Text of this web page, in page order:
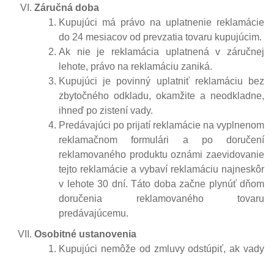
Záručná doba
Kupujúci má právo na uplatnenie reklamácie
do 24 mesiacov od prevzatia tovaru kupujúcim.
Ak nie je reklamácia uplatnená v záručnej
lehote, právo na reklamáciu zaniká.
Kupujúci je povinný uplatniť reklamáciu bez
zbytočného odkladu, okamžite a neodkladne,
ihneď po zistení vady.
Predávajúci po prijatí reklamácie na vyplnenom
reklamačnom formulári a po doručení
reklamovaného produktu oznámi zaevidovanie
tejto reklamácie a vybaví reklamáciu najneskôr
v lehote 30 dní. Táto doba začne plynúť dňom
doručenia reklamovaného tovaru
predávajúcemu.
Osobitné ustanovenia
Kupujúci nemôže od zmluvy odstúpiť, ak vady